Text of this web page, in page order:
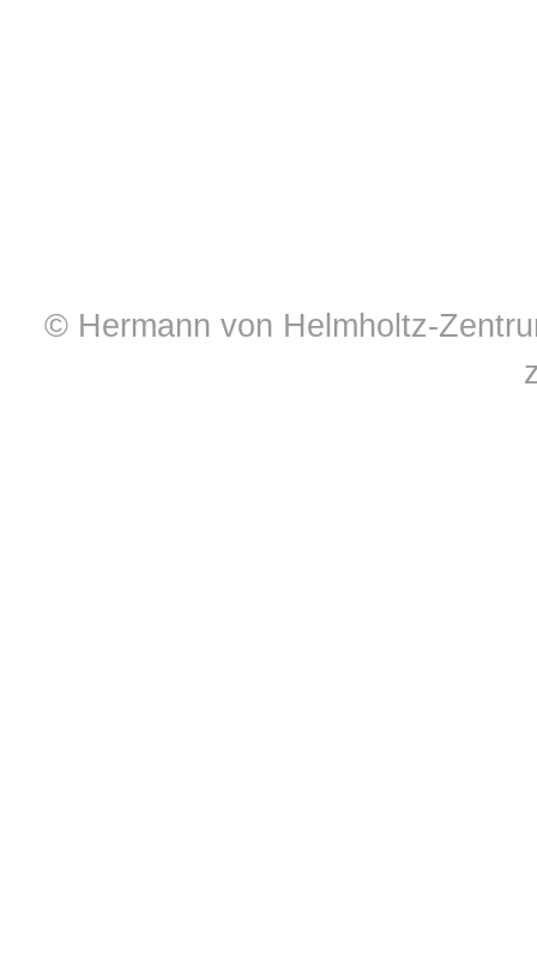
© Hermann von Helmholtz-